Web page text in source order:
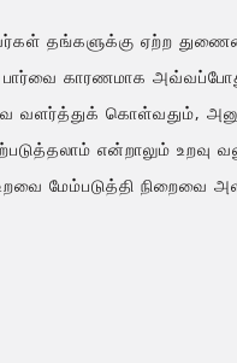
தங்களுக்கு ஏற்ற
காரணமாக
வளர்த்துக் கொள்வதும்,
என்றாலும்
மேம்படுத்தி நிறைவை